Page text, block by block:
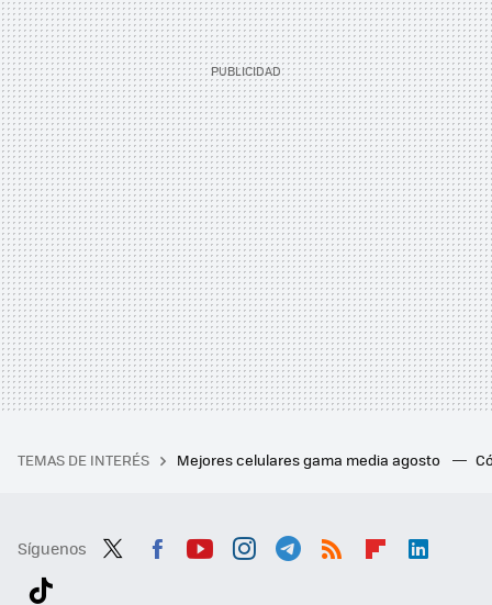
TEMAS DE INTERÉS Mejores celulares gama media agosto
Síguenos